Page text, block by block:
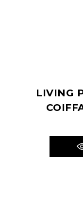
LIVING